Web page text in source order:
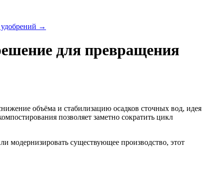
→
для превращения
объёма и стабилизацию осадков сточных вод, идея
позволяет заметно сократить цикл
модернизировать существующее производство, этот